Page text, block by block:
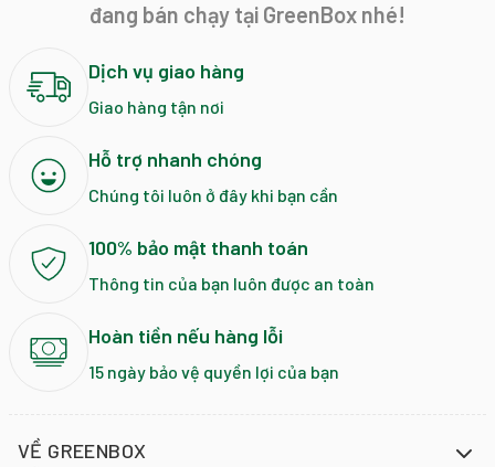
đang bán chạy tại GreenBox nhé!
Dịch vụ giao hàng
Giao hàng tận nơi
Hỗ trợ nhanh chóng
Chúng tôi luôn ở đây khi bạn cần
100% bảo mật thanh toán
Thông tin của bạn luôn được an toàn
Hoàn tiền nếu hàng lỗi
15 ngày bảo vệ quyền lợi của bạn
VỀ GREENBOX